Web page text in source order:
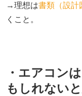
→理想は書類（設計
くこと。
・エアコン
もしれない